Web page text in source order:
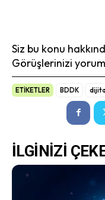
Siz bu konu
Görüşlerinizi
ETİKETLER BDDK